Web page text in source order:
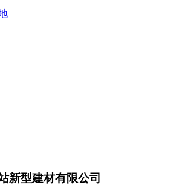
新型建材有限公司